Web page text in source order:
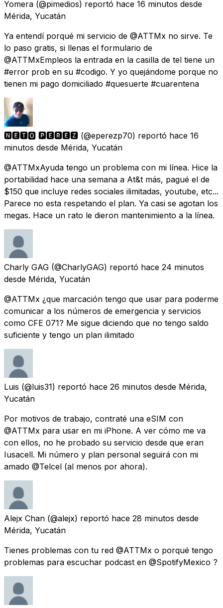
Yomera (@pimedios) reportó hace 16 minutos desde
Mérida, Yucatán
Ya entendí porqué mi servicio de @ATTMx no sirve. Te
lo paso gratis, si llenas el formulario de
@ATTMxEmpleos la entrada en la casilla de tel tiene un
#error prob en su #codigo. Y yo quejándome porque no
tienen mi pago domiciliado #quesuerte #cuarentena
🅽🅴🆃🅾 🅿🅴🆁🅴🆉 (@eperezp70) reportó hace 16
minutos desde Mérida, Yucatán
@ATTMxAyuda tengo un problema con mi línea. Hice la
portabilidad hace una semana a At&t más, pagué el de
$150 que incluye redes sociales ilimitadas, youtube, etc...
Parece no esta respetando el plan. Ya casi se agotan los
megas. Hace un rato le dieron mantenimiento a la línea.
Charly GAG (@CharlyGAG) reportó hace 24 minutos
desde Mérida, Yucatán
@ATTMx ¿que marcación tengo que usar para poderme
comunicar a los números de emergencia y servicios
como CFE 071? Me sigue diciendo que no tengo saldo
suficiente y tengo un plan ilimitado
Luis (@luis31) reportó hace 26 minutos desde Mérida,
Yucatán
Por motivos de trabajo, contraté una eSIM con
@ATTMx para usar en mi iPhone. A ver cómo me va
con ellos, no he probado su servicio desde que eran
Iusacell. Mi número y plan personal seguirá con mi
amado @Telcel (al menos por ahora).
Alejx Chan (@alejx) reportó hace 28 minutos desde
Mérida, Yucatán
Tienes problemas con tu red @ATTMx o porqué tengo
problemas para escuchar podcast en @SpotifyMexico ?